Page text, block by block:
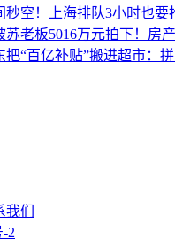
空！上海排队3小时也要
老板5016万元拍下！房
把“百亿补贴”搬进超市：
我们
-2